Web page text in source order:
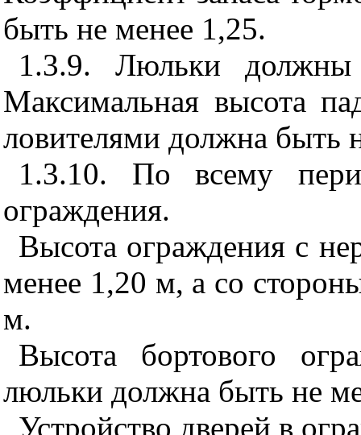
быть не менее 1,25.
1.3.9. Люльки должны
Максимальная высота
ловителями должна быть
1.3.10. По всему
ограждения.
Высота ограждения с
менее 1,20 м, а со
м.
Высота бортового
люльки должна быть не
Устройство дверей в